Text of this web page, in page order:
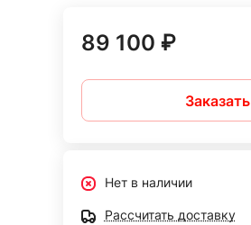
89 100 ₽
Заказать
Нет в наличии
Рассчитать доставку